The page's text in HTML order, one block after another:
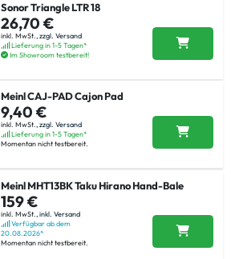
Sonor Triangle LTR 18
26,70 €
inkl. MwSt., zzgl. Versand
Lieferung in 1-5 Tagen*
Im Showroom testbereit!
Meinl CAJ-PAD Cajon Pad
9,40 €
inkl. MwSt.,zzgl. Versand
Lieferung in 1-5 Tagen*
Momentan nicht testbereit.
Meinl MHT13BK Taku Hirano Hand-Bale
159 €
inkl. MwSt., inkl. Versand
Verfügbar ab dem
20.08.2026*
Momentan nicht testbereit.